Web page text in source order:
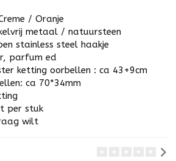
/ Oranje
metaal / natuursteen
stainless steel haakje
parfum ed
ketting oorbellen : ca 43+9cm
ca 70*34mm
per stuk
wilt